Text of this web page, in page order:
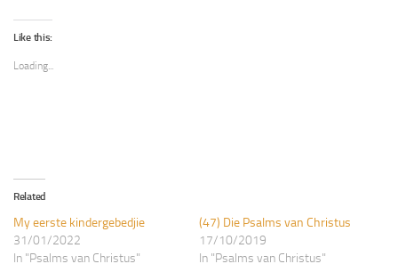
Twitter
(Opens
in
window)
Like this:
Loading...
Related
My eerste kindergebedjie
31/01/2022
In "Psalms van Christus"
(47) Die Psalms van Christus
17/10/2019
In "Psalms van Christus"